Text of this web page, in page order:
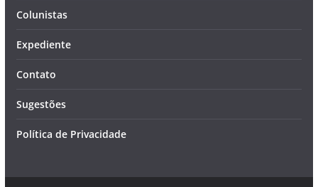
Colunistas
Expediente
Contato
Sugestões
Política de Privacidade